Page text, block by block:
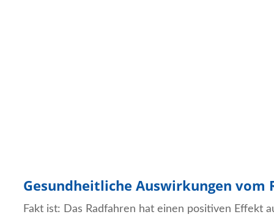
Gesundheitliche Auswirkungen vom
Fakt ist: Das Radfahren hat einen positiven Effekt